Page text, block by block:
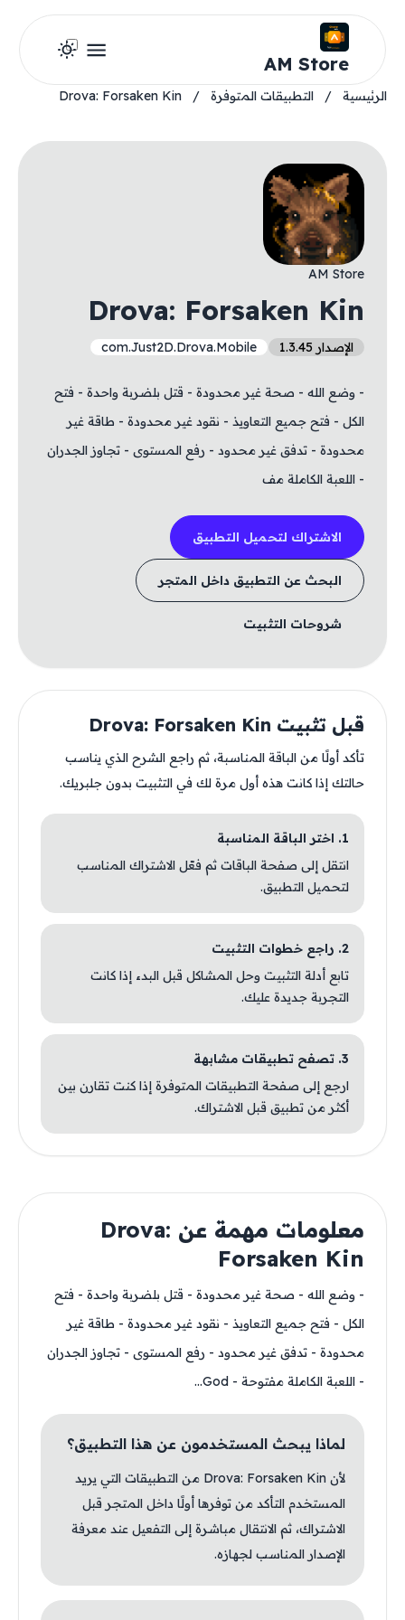
AM Store
الرئيسية / التطبيقات المتوفرة /
Drova: Forsaken Kin
AM Store
Drova: Forsaken Kin
الإصدار 1.3.45 com.Just2D.Drova.Mobile
- وضع الله - صحة غير محدودة - قتل بلضربة واحدة - فتح
الكل - فتح جميع التعاويذ - نقود غير محدودة - طاقة غير
محدودة - تدفق غير محدود - رفع المستوى - تجاوز الجدران
- اللعبة الكاملة مف
الاشتراك لتحميل التطبيق
البحث عن التطبيق داخل المتجر
شروحات التثبيت
قبل تثبيت Drova: Forsaken Kin
تأكد أولًا من الباقة المناسبة، ثم راجع الشرح الذي يناسب
حالتك إذا كانت هذه أول مرة لك في التثبيت بدون جلبريك.
1. اختر الباقة المناسبة
انتقل إلى صفحة الباقات ثم فعّل الاشتراك المناسب
لتحميل التطبيق.
2. راجع خطوات التثبيت
تابع أدلة التثبيت وحل المشاكل قبل البدء إذا كانت
التجربة جديدة عليك.
3. تصفح تطبيقات مشابهة
ارجع إلى صفحة التطبيقات المتوفرة إذا كنت تقارن بين
أكثر من تطبيق قبل الاشتراك.
معلومات مهمة عن Drova:
Forsaken Kin
- وضع الله - صحة غير محدودة - قتل بلضربة واحدة - فتح
الكل - فتح جميع التعاويذ - نقود غير محدودة - طاقة غير
محدودة - تدفق غير محدود - رفع المستوى - تجاوز الجدران
- اللعبة الكاملة مفتوحة - God...
لماذا يبحث المستخدمون عن هذا التطبيق؟
لأن Drova: Forsaken Kin من التطبيقات التي يريد
المستخدم التأكد من توفرها أولًا داخل المتجر قبل
الاشتراك، ثم الانتقال مباشرة إلى التفعيل عند معرفة
الإصدار المناسب لجهازه.